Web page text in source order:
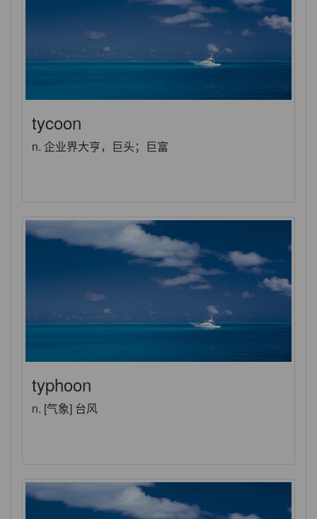
tycoon
n. 企业界大亨，巨头；巨富
typhoon
n. [气象] 台风